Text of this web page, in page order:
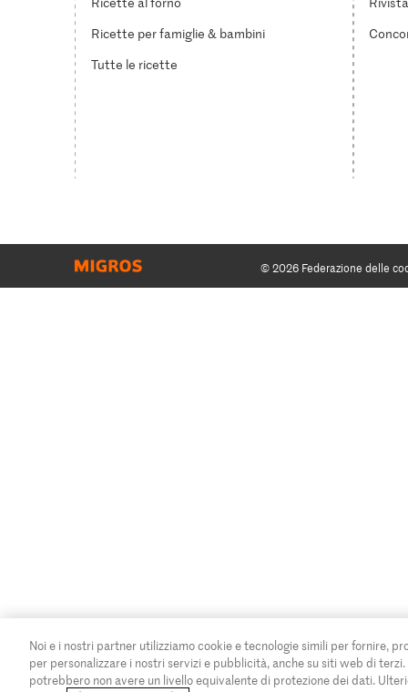
Ricette per famiglie & bambini
Tutte le ricette
© 2026 Federazione delle
Noi e i nostri partner utilizziamo cookie e tecnologie simili per fornire,
per personalizzare i nostri servizi e pubblicità, anche su siti web di
potrebbero non avere un livello equivalente di protezione dei dati.